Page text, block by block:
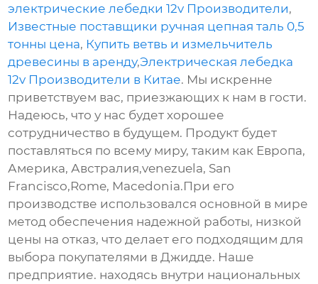
электрические лебедки 12v Производители,
Известные поставщики ручная цепная таль 0,5
тонны цена, Купить ветвь и измельчитель
древесины в аренду,Электрическая лебедка
12v Производители в Китае. Мы искренне
приветствуем вас, приезжающих к нам в гости.
Надеюсь, что у нас будет хорошее
сотрудничество в будущем. Продукт будет
поставляться по всему миру, таким как Европа,
Америка, Австралия,venezuela, San
Francisco,Rome, Macedonia.При его
производстве использовался основной в мире
метод обеспечения надежной работы, низкой
цены на отказ, что делает его подходящим для
выбора покупателями в Джидде. Наше
предприятие. находясь внутри национальных